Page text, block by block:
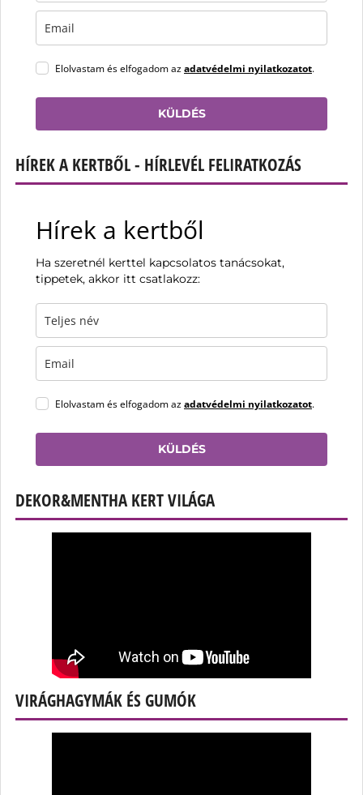
Elolvastam és elfogadom azadatvédelmi nyilatkozatot.
KÜLDÉS
HÍREK A KERTBŐL - HÍRLEVÉL FELIRATKOZÁS
Hírek a kertből
Ha szeretnél kerttel kapcsolatos tanácsokat,
tippetek, akkor itt csatlakozz:
Elolvastam és elfogadom azadatvédelmi nyilatkozatot.
KÜLDÉS
DEKOR&MENTHA KERT VILÁGA
VIRÁGHAGYMÁK ÉS GUMÓK